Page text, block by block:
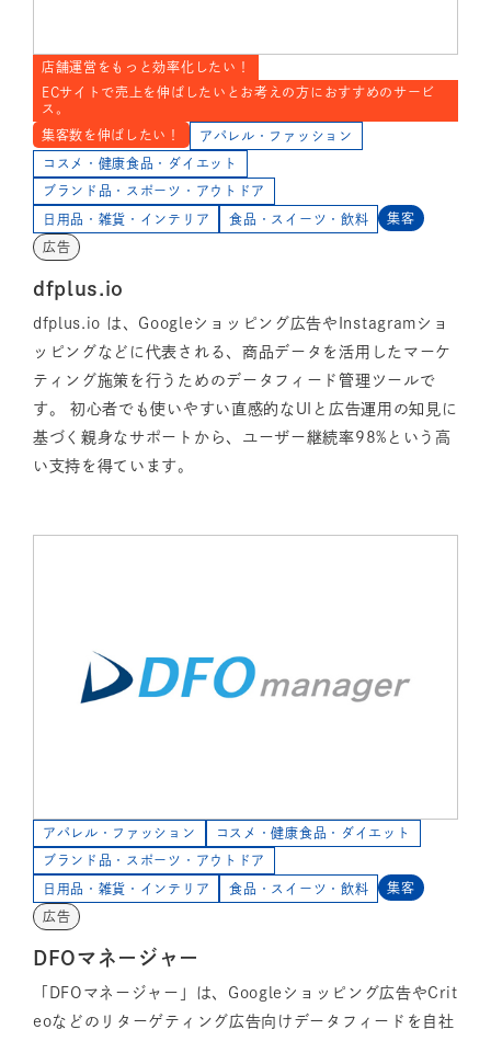
店舗運営をもっと効率化したい！
ECサイトで売上を伸ばしたいとお考えの方におすすめのサービ
ス。
集客数を伸ばしたい！
アパレル・ファッション
コスメ・健康食品・ダイエット
ブランド品・スポーツ・アウトドア
日用品・雑貨・インテリア 食品・スイーツ・飲料 集客
広告
dfplus.io
dfplus.io は、Googleショッピング広告やInstagramショ
ッピングなどに代表される、商品データを活用したマーケ
ティング施策を行うためのデータフィード管理ツールで
す。 初心者でも使いやすい直感的なUIと広告運用の知見に
基づく親身なサポートから、ユーザー継続率98%という高
い支持を得ています。
アパレル・ファッション コスメ・健康食品・ダイエット
ブランド品・スポーツ・アウトドア
日用品・雑貨・インテリア 食品・スイーツ・飲料 集客
広告
DFOマネージャー
「DFOマネージャー」は、Googleショッピング広告やCrit
eoなどのリターゲティング広告向けデータフィードを自社